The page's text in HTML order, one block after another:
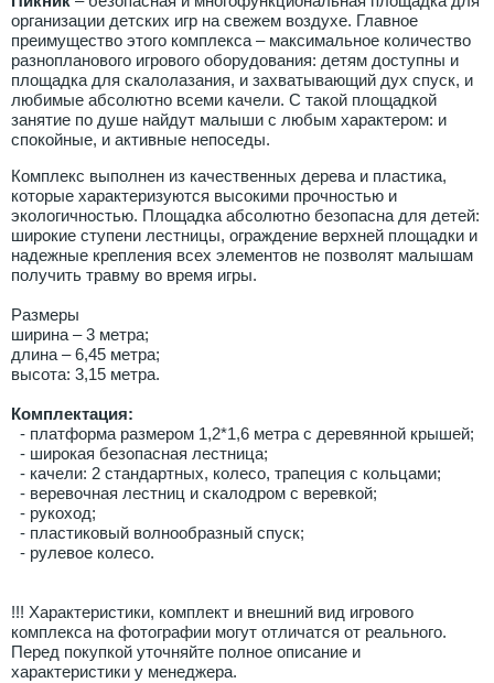
организации детских игр на свежем воздухе. Главное
преимущество этого комплекса – максимальное количество
разнопланового игрового оборудования: детям доступны и
площадка для скалолазания, и захватывающий дух спуск, и
любимые абсолютно всеми качели. С такой площадкой
занятие по душе найдут малыши с любым характером: и
спокойные, и активные непоседы.
Комплекс выполнен из качественных дерева и пластика,
которые характеризуются высокими прочностью и
экологичностью. Площадка абсолютно безопасна для детей:
широкие ступени лестницы, ограждение верхней площадки и
надежные крепления всех элементов не позволят малышам
получить травму во время игры.
Размеры
ширина – 3 метра;
длина – 6,45 метра;
высота: 3,15 метра.
Комплектация:
- платформа размером 1,2*1,6 метра с деревянной крышей;
- широкая безопасная лестница;
- качели: 2 стандартных, колесо, трапеция с кольцами;
- веревочная лестниц и скалодром с веревкой;
- рукоход;
- пластиковый волнообразный спуск;
- рулевое колесо.
!!! Характеристики, комплект и внешний вид игрового
комплекса на фотографии могут отличатся от реального.
Перед покупкой уточняйте полное описание и
характеристики у менеджера.